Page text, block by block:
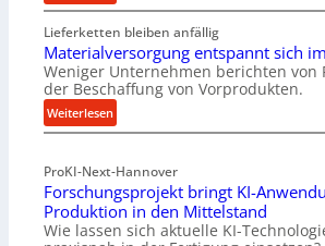
R
o
l
l
e
n
f
h
r
u
n
Lieferketten bleiben anfällig
Materialversorgung entspannt sich
Weniger Unternehmen berichten von
der Beschaffung von Vorprodukten.
Weiterlesen:
M
t
e
r
i
ProKI-Next-Hannover
Forschungsprojekt bringt KI-
Produktion in den Mittelstand
Wie lassen sich aktuelle KI-